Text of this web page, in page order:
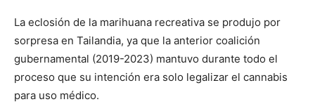
La eclosión de la marihuana recreativa se produjo por
sorpresa en Tailandia, ya que la anterior coalición
gubernamental (2019-2023) mantuvo durante todo el
proceso que su intención era solo legalizar el cannabis
para uso médico.